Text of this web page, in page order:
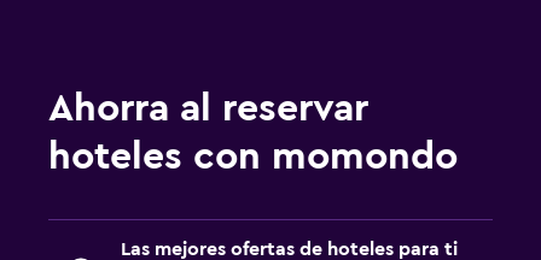
Ahorra al reservar
hoteles con momondo
Las mejores ofertas de hoteles para ti